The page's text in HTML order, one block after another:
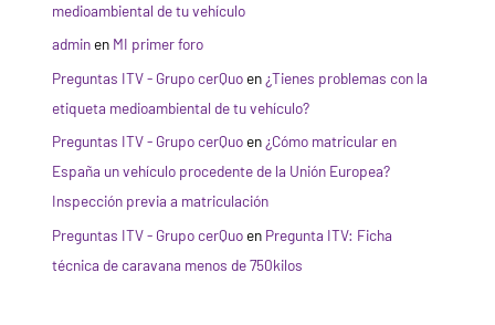
medioambiental de tu vehículo
adminen MI primer foro
Preguntas ITV - Grupo cerQuoen ¿Tienes problemas con la
etiqueta medioambiental de tu vehículo?
Preguntas ITV - Grupo cerQuoen ¿Cómo matricular en
España un vehículo procedente de la Unión Europea?
Inspección previa a matriculación
Preguntas ITV - Grupo cerQuoen Pregunta ITV: Ficha
técnica de caravana menos de 750kilos